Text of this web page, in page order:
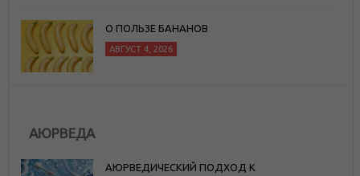
О ПОЛЬЗЕ БАНАНОВ
АВГУСТ 4, 2026
АЮРВЕДА
АЮРВЕДИЧЕСКИЙ ПОДХОД К